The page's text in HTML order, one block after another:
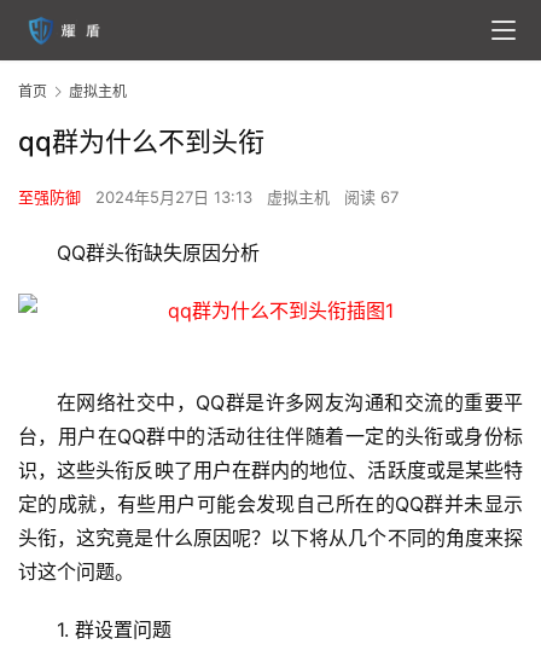
首页 虚拟主机
qq群为什么不到头衔
至强防御 2024年5月27日 13:13 虚拟主机 阅读 67
QQ群头衔缺失原因分析
在网络社交中，QQ群是许多网友沟通和交流的重要平
台，用户在QQ群中的活动往往伴随着一定的头衔或身份标
识，这些头衔反映了用户在群内的地位、活跃度或是某些特
定的成就，有些用户可能会发现自己所在的QQ群并未显示
头衔，这究竟是什么原因呢？以下将从几个不同的角度来探
讨这个问题。
1. 群设置问题